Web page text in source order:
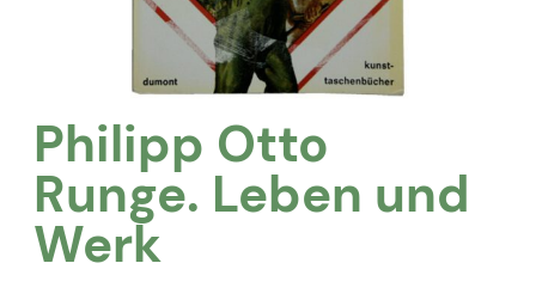
Philipp Otto
Runge. Leben und
Werk